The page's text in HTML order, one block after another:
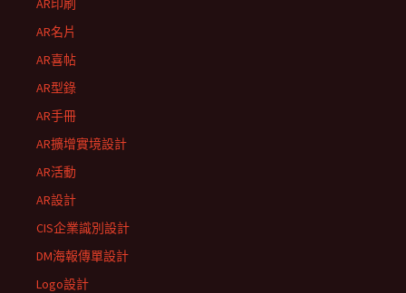
AR印刷
AR名片
AR喜帖
AR型錄
AR手冊
AR擴增實境設計
AR活動
AR設計
CIS企業識別設計
DM海報傳單設計
Logo設計